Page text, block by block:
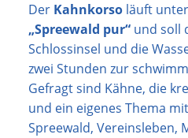
Der Kahnkorso läuft
„Spreewald pur“ und soll
Schlossinsel und die
zwei Stunden zur
Gefragt sind Kähne, die
und ein eigenes Thema
Spreewald, Vereinsleben,